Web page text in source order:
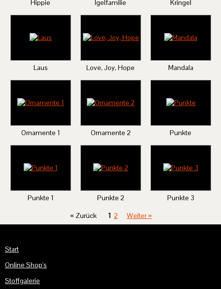
Hippie Igelfamilie Kringel
Laus Love, Joy, Hope Mandala
Ornamente 1 Ornamente 2 Punkte
Punkte 1 Punkte 2
Punkte 3
« Zurück
1 2 Weiter »
Start
Online Shop's
Stoffgalerie